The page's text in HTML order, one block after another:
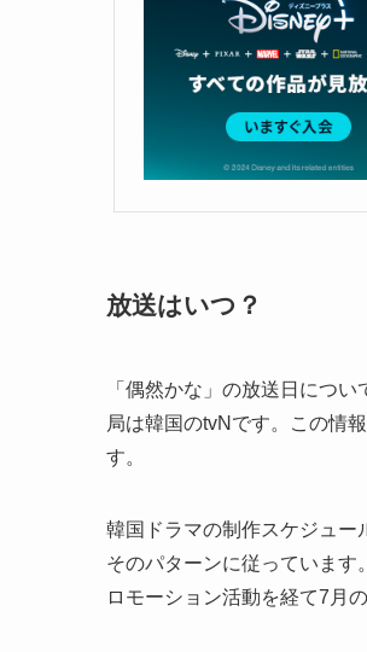
放送はいつ？
「偶然かな」の放送日につ
局は韓国のtvNです。この情
す。
韓国ドラマの制作スケジュー
そのパターンに従っていま
ロモーション活動を経て7月